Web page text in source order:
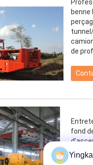
benne
de
fond
du
mien